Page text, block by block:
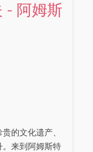
- 阿姆斯
的文化遗产、
来到阿姆斯特